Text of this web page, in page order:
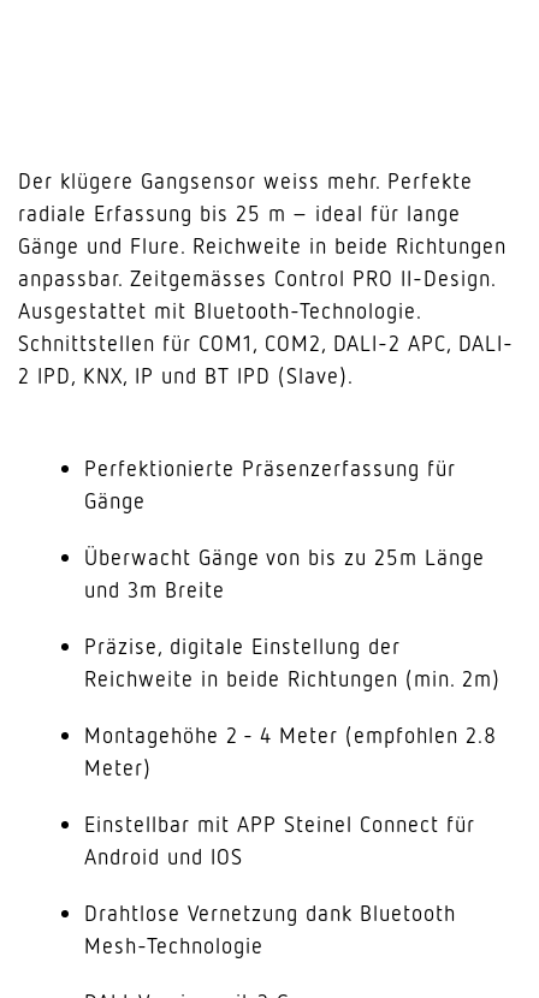
Der klügere Gangsensor weiss mehr. Perfekte
radiale Erfassung bis 25 m – ideal für lange
Gänge und Flure. Reichweite in beide Richtungen
anpassbar. Zeitgemässes Control PRO II-Design.
Ausgestattet mit Bluetooth-Technologie.
Schnittstellen für COM1, COM2, DALI-2 APC, DALI-
2 IPD, KNX, IP und BT IPD (Slave).
Perfektionierte Präsenzerfassung für
Gänge
Überwacht Gänge von bis zu 25m Länge
und 3m Breite
Präzise, digitale Einstellung der
Reichweite in beide Richtungen (min. 2m)
Montagehöhe 2 - 4 Meter (empfohlen 2.8
Meter)
Einstellbar mit APP Steinel Connect für
Android und IOS
Drahtlose Vernetzung dank Bluetooth
Mesh-Technologie